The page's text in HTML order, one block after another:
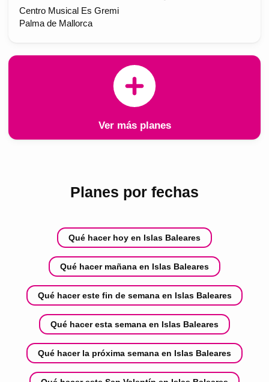
Centro Musical Es Gremi
Palma de Mallorca
Ver más planes
Planes por fechas
Qué hacer hoy en Islas Baleares
Qué hacer mañana en Islas Baleares
Qué hacer este fin de semana en Islas Baleares
Qué hacer esta semana en Islas Baleares
Qué hacer la próxima semana en Islas Baleares